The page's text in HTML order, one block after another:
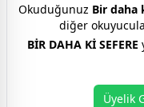
Okuduğunuz Bir daha
diğer
BİR DAHA Kİ SEFERE
Üyelik